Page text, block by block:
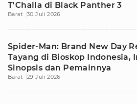
T'Challa di Black Panther 3
Barat 30 Juli 2026
Spider-Man: Brand New Day
Tayang di Bioskop Indonesia,
Sinopsis dan Pemainnya
Barat 29 Juli 2026